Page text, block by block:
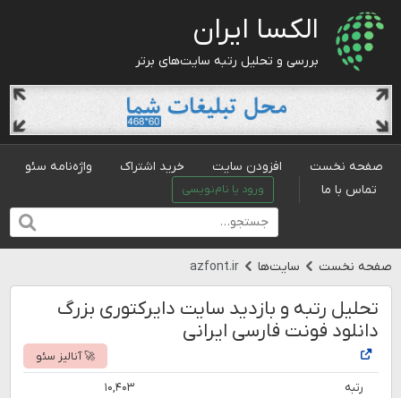
الکسا ایران
بررسی و تحلیل رتبه سایت‌های برتر
صفحه نخست افزودن سایت خرید اشتراک
واژه‌نامه سئو
تماس با ما
ورود یا نام‌نویسی
صفحه نخست سایت‌ها azfont.ir
تحلیل رتبه و بازدید سایت دایرکتوری بزرگ
دانلود فونت فارسی ایرانی
🚀 آنالیز سئو
رتبه ۱۰,۴۰۳